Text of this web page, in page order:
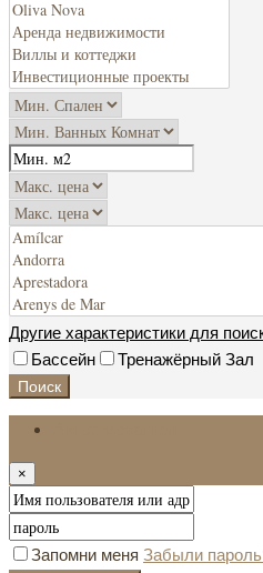
Другие характеристики для
Бассейн
Тренажёрный Зал
Поиск
×
Запомни меня Забыли